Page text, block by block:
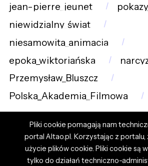
jean-pierre_jeunet
niewidzialny_świat
niesamowita_animacja
epoka_wiktoriańska
Przemysław_Bluszcz
Polska_Akademia_Filmowa
Pliki cookie pomagają nam
portal Altao.pl. Korzystając z portalu,
użycie plików cookie. Pliki cookie są
tylko do działań techniczno-